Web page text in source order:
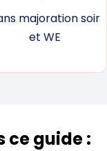
majoration soir
et WE
ce guide :